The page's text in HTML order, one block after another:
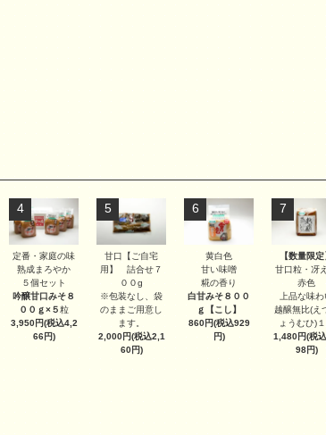
4
定番・家庭の味
熟成まろやか
５個セット
吟醸甘口みそ８
００ｇ×５粒
3,950円(税込4,2
66円)
5
甘口【ご自宅
用】 詰合せ７
００g
※包装なし、袋
のままご用意し
ます。
2,000円(税込2,1
60円)
6
黄白色
甘い味噌
糀の香り
白甘みそ８００
ｇ
【こし】
860円(税込929
円)
7
【数量限定
甘口粒・冴
赤色
上品な味
越醸無比(え
ょうむひ)
1,480円(税
98円)